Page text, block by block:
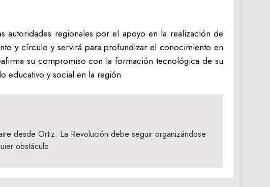
autoridades regionales por el apoyo en la realización de
y círculo y servirá para profundizar el conocimiento en
su compromiso con la formación tecnológica de su
educativo y social en la región
desde Ortiz: La Revolución debe seguir organizándose
obstáculo